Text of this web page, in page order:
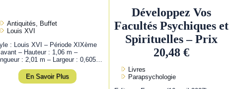
Antiquités, Buffet
Louis XVI
: Louis XVI – Période XIXème
– Hauteur : 1,06 m –
: 2,01 m – Largeur : 0,605…
En Savoir Plus
Développez Vos
Facultés Psychiques et
Spirituelles – Prix
20,48 €
Livres
Parapsychologie